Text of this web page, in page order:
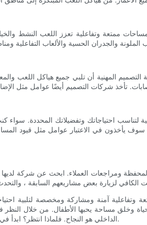
ممتعة وتفاعلية تعزز اللعب النشط
المهنية أن تلبي جميع هياكل اللعب
احتياجاتك وتفضيلاتك المحددة. سواء
يأخذون في الاعتبار عوامل مثل قيود
ومراجعات العملاء. ابحث عن شركة لديها
آمنة ومشاركة ومخصصة لتلبية
وخلق مساحة يحبها الأطفال. من خلال النظر
الداخلي هو النجاح. فلماذا انتظر؟ ابدأ في تصميم ملعبك الداخلي اليوم وشاهدها بينما تضيء وجوه الأطفال بالفرح والإثارة.